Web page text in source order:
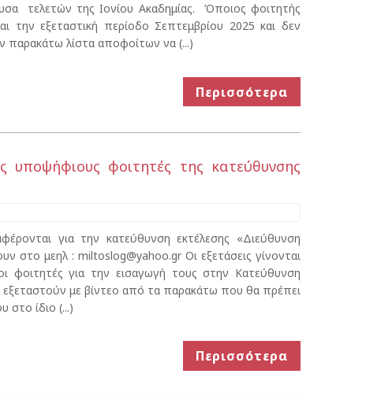
τελετών της Ιονίου Ακαδημίας. Όποιος φοιτητής
την εξεταστική περίοδο Σεπτεμβρίου 2025 και δεν
λίστα αποφοίτων να (...)
Περισσότερα
υποψήφιους φοιτητές της κατεύθυνσης
για την κατεύθυνση εκτέλεσης «Διεύθυνση
στο μεηλ : miltoslog@yahoo.gr Οι εξετάσεις γίνονται
φοιτητές για την εισαγωγή τους στην Κατεύθυνση
με βίντεο από τα παρακάτω που θα πρέπει
στο ίδιο (...)
Περισσότερα